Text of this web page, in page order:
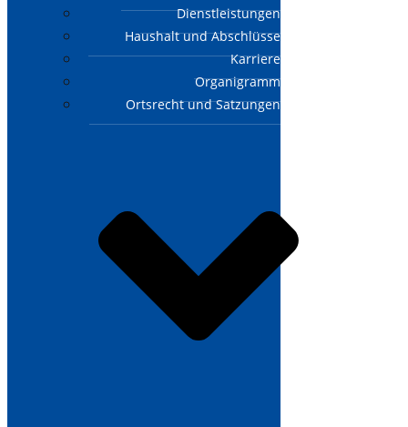
Dienstleistungen
Haushalt und Abschlüsse
Karriere
Organigramm
Ortsrecht und Satzungen